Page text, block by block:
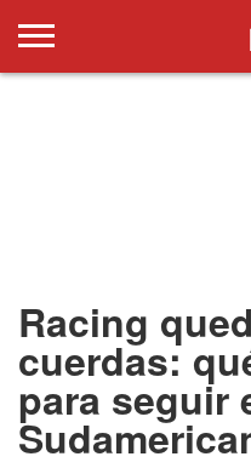
Racing
cuerdas:
para seguir